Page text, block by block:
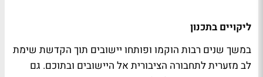
ליקויים בתכנון
במשך שנים רבות הוקמו ופותחו יישובים תוך הקדשת שימת
לב מזערית לתחבורה הציבורית אל היישובים ובתוכם. גם